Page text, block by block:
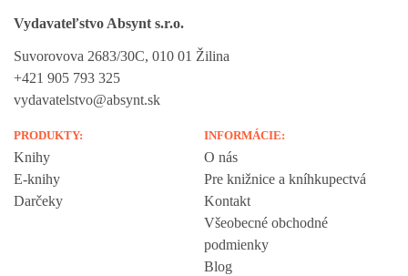
Vydavateľstvo Absynt s.r.o.
Suvorovova 2683/30C, 010 01 Žilina
+421 905 793 325
vydavatelstvo@absynt.sk
PRODUKTY:
Knihy
E-knihy
Darčeky
INFORMÁCIE:
O nás
Pre knižnice a kníhkupectvá
Kontakt
Všeobecné obchodné
podmienky
Blog